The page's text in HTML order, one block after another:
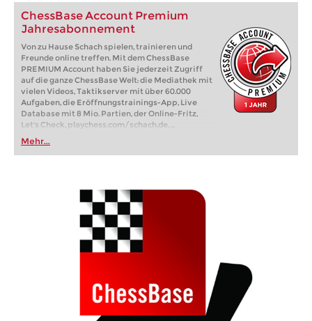
ChessBase Account Premium
Jahresabonnement
Von zu Hause Schach spielen, trainieren und
Freunde online treffen. Mit dem ChessBase
PREMIUM Account haben Sie jederzeit Zugriff
auf die ganze ChessBase Welt: die Mediathek mit
vielen Videos, Taktikserver mit über 60.000
Aufgaben, die Eröffnungstrainings-App, Live
Database mit 8 Mio. Partien, der Online-Fritz,
Let's Check, playchess.com/schach.de, ...
Mehr...